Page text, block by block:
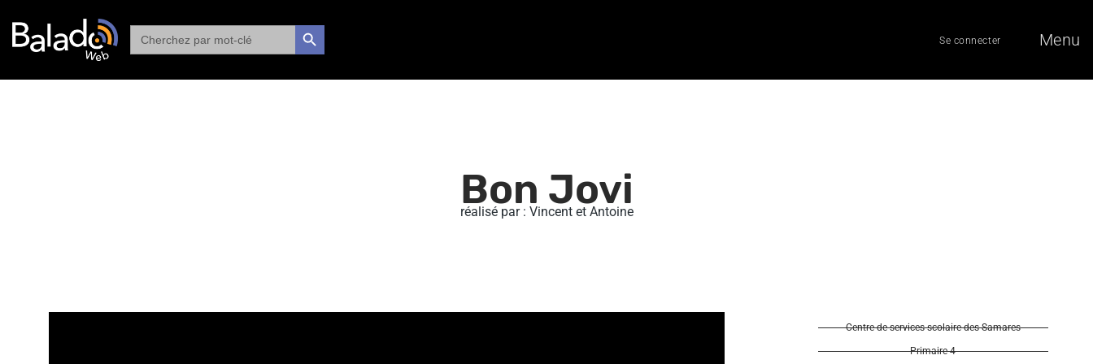
Search
for:
SEARCH BUTTON Se connecter Menu
Bon Jovi
réalisé par : Vincent et Antoine
Centre de services scolaire des Samares
Primaire 4